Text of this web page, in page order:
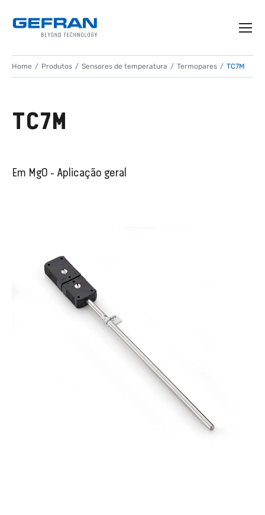
Home Produtos Sensores de temperatura Termopares TC7M
TC7M
Em MgO - Aplicação geral